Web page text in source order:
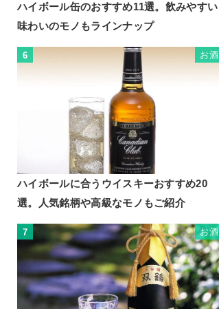
ハイボール缶のおすすめ11選。飲みやすい
味わいのモノもラインナップ
6 お酒
ハイボールに合うウイスキーおすすめ20
選。人気銘柄や高級なモノもご紹介
7 お酒